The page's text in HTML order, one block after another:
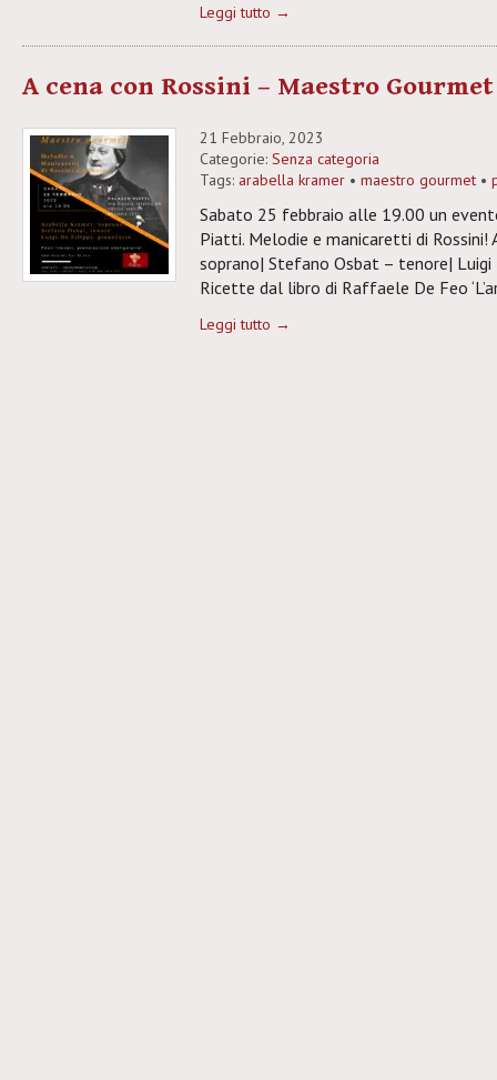
Leggi tutto →
A cena con Rossini – Maestro Gourmet
21 Febbraio, 2023
Categorie: Senza categoria
Tags: arabella kramer • maestro gourmet •
Sabato 25 febbraio alle 19.00 un
Piatti. Melodie e manicaretti di Rossini!
soprano| Stefano Osbat – tenore|
Ricette dal libro di Raffaele De Feo
Leggi tutto →